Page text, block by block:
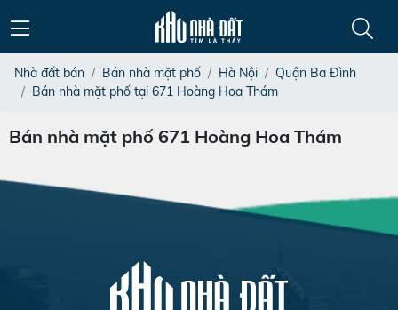
Nhà đất bán Bán nhà mặt phố Hà Nội
Quận Ba Đình
Bán nhà mặt phố tại 671 Hoàng Hoa Thám
Bán nhà mặt phố 671 Hoàng Hoa Thám